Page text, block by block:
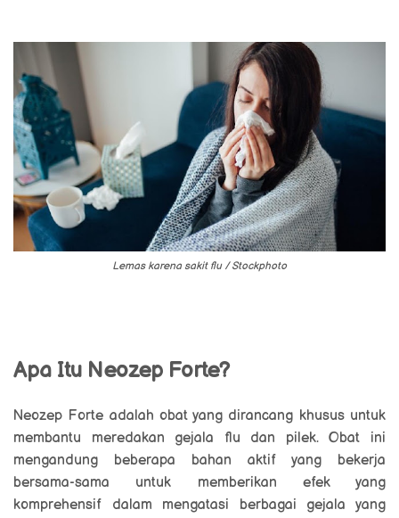
Lemas karena sakit flu / Stockphoto
Apa Itu Neozep Forte?
Neozep Forte adalah obat yang dirancang khusus untuk
membantu meredakan gejala flu dan pilek. Obat ini
mengandung beberapa bahan aktif yang bekerja
bersama-sama untuk memberikan efek yang
komprehensif dalam mengatasi berbagai gejala yang